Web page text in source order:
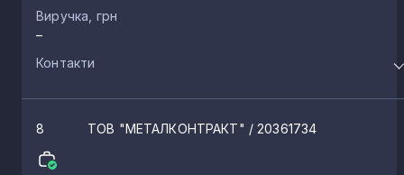
Виручка, грн
–
Контакти
8 ТОВ "МЕТАЛКОНТРАКТ" / 20361734